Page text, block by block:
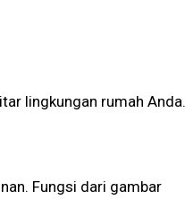
lingkungan rumah Anda.
Fungsi dari gambar